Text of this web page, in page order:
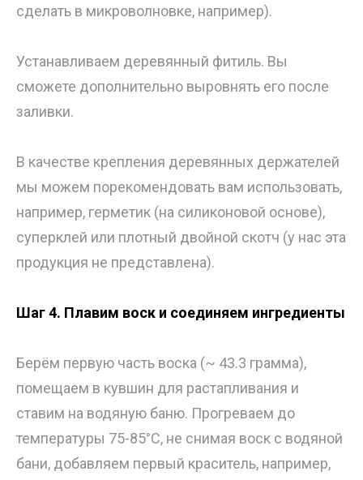
сделать в микроволновке, например).
Устанавливаем деревянный фитиль. Вы
сможете дополнительно выровнять его после
заливки.
В качестве крепления деревянных держателей
мы можем порекомендовать вам использовать,
например, герметик (на силиконовой основе),
суперклей или плотный двойной скотч (у нас эта
продукция не представлена).
Шаг 4. Плавим воск и соединяем ингредиенты
Берём первую часть воска (~ 43.3 грамма),
помещаем в кувшин для растапливания и
ставим на водяную баню. Прогреваем до
температуры 75-85°C, не снимая воск с водяной
бани, добавляем первый краситель, например,